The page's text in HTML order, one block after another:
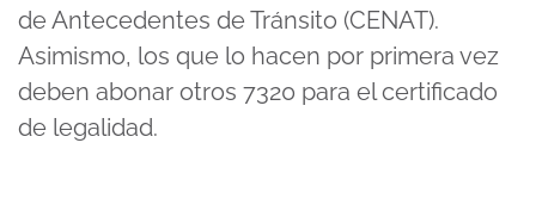
de Antecedentes de Tránsito (CENAT).
Asimismo, los que lo hacen por primera vez
deben abonar otros 7320 para el certificado
de legalidad.